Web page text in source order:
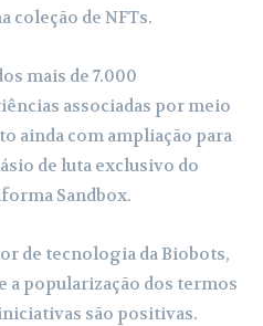
coleção de NFTs.
mais de 7.000
associadas por meio
ainda com ampliação para
de luta exclusivo do
Sandbox.
de tecnologia da Biobots,
popularização dos termos
são positivas.